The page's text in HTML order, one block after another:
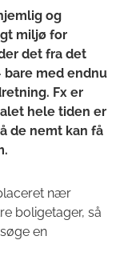
og
miljø for
det fra det
bare med endnu
Fx er
hele tiden er
de nemt kan få
nær
boligetager, så
en